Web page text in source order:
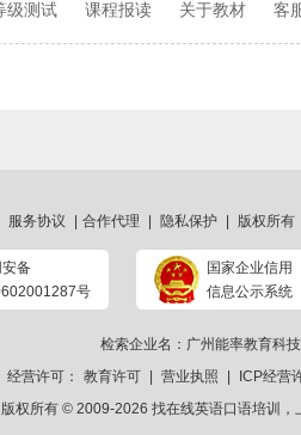
级测试 课程报读 关于教材 客
服务协议 合作代理 隐私保护 版权所有
备
号
国家企业信用
信息公示系统
检索企业名：广州能率教育科
经营许可：
教育许可 营业执照
ICP经营
权所有 © 2009-2026 找在线英语口语培训 ，